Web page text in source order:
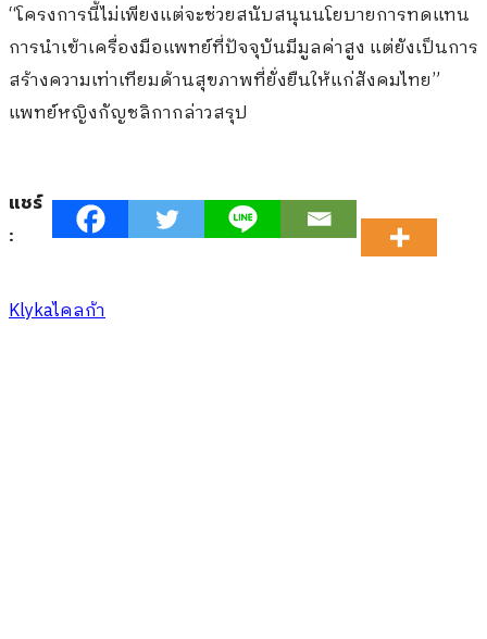
“โครงการนี้ไม่เพียงแต่จะช่วยสนับสนุนนโยบายการทดแทน
การนำเข้าเครื่องมือแพทย์ที่ปัจจุบันมีมูลค่าสูง แต่ยังเป็นการ
สร้างความเท่าเทียมด้านสุขภาพที่ยั่งยืนให้แก่สังคมไทย”
แพทย์หญิงกัญชลิกากล่าวสรุป
แชร์
:
Klykaไคลก้า